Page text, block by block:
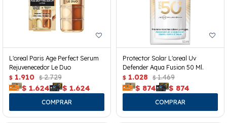
L'oreal Paris Age Perfect Serum
Rejuvenecedor Le Duo
$ 1.910 $ 2.729
$ 1.624 $ 1.624
Protector Solar L'oreal Uv
Defender Aqua Fusion 50 Ml.
$ 1.028 $ 1.469
$ 874 $ 874